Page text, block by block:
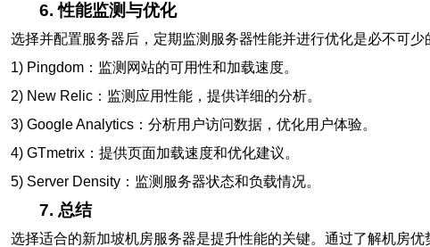
6. 性能监测与优化
选择并配置服务器后，定期监测服务器性能并进行优化是必不可少
1) Pingdom：监测网站的可用性和加载速度。
2) New Relic：监测应用性能，提供详细的分析。
3) Google Analytics：分析用户访问数据，优化用户体验。
4) GTmetrix：提供页面加载速度和优化建议。
5) Server Density：监测服务器状态和负载情况。
7. 总结
选择适合的新加坡机房服务器是提升性能的关键。通过了解机房